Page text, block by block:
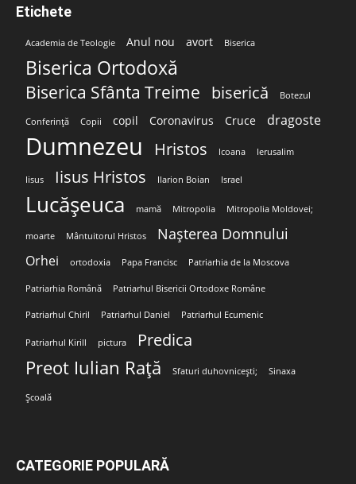
Etichete
Academia de Teologie Anul nou avort Biserica
Biserica Ortodoxă
Biserica Sfânta Treime biserică Botezul
Conferință Copii copil Coronavirus Cruce dragoste
Dumnezeu Hristos Icoana Ierusalim
Iisus Iisus Hristos Ilarion Boian Israel
Lucășeuca mamă Mitropolia Mitropolia Moldovei;
moarte Mântuitorul Hristos Nașterea Domnului
Orhei ortodoxia Papa Francisc Patriarhia de la Moscova
Patriarhia Română Patriarhul Bisericii Ortodoxe Române
Patriarhul Chiril Patriarhul Daniel Patriarhul Ecumenic
Patriarhul Kirill pictura Predica
Preot Iulian Rață Sfaturi duhovnicești; Sinaxa
Școală
CATEGORIE POPULARĂ